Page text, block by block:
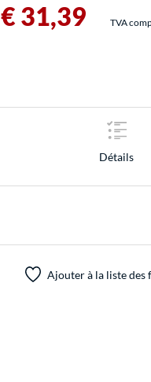
€ 31,39 TVA
Détails
Ajouter à la liste des